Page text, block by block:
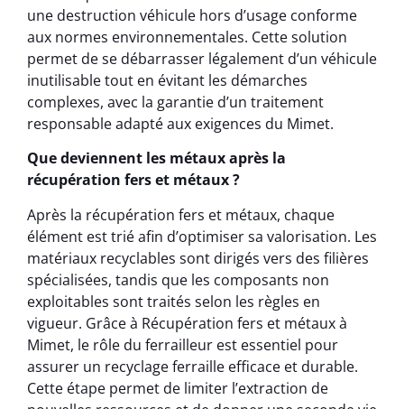
une destruction véhicule hors d’usage conforme
aux normes environnementales. Cette solution
permet de se débarrasser légalement d’un véhicule
inutilisable tout en évitant les démarches
complexes, avec la garantie d’un traitement
responsable adapté aux exigences du Mimet.
Que deviennent les métaux après la
récupération fers et métaux ?
Après la récupération fers et métaux, chaque
élément est trié afin d’optimiser sa valorisation. Les
matériaux recyclables sont dirigés vers des filières
spécialisées, tandis que les composants non
exploitables sont traités selon les règles en
vigueur. Grâce à Récupération fers et métaux à
Mimet, le rôle du ferrailleur est essentiel pour
assurer un recyclage ferraille efficace et durable.
Cette étape permet de limiter l’extraction de